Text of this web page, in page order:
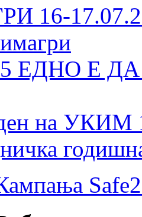
16-
ЕДНО Е
на УКИМ